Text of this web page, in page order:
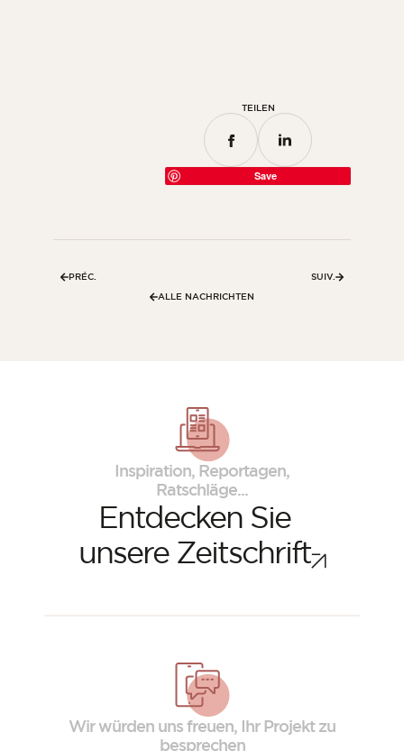
Pro Außenbereich
ORSOL-Magazin
Lassen Sie sich von der Ästhetik und den
Texturen von ORSOL inspirieren.
TEILEN
Save
ALLE NACHRICHTEN
PRÉC. SUIV.
Inspiration, Reportagen,
Ratschläge...
Entdecken Sie
unsere Zeitschrift
Wir würden uns freuen, Ihr Projekt zu
besprechen